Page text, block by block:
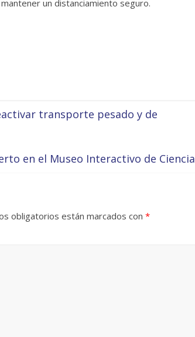
un distanciamiento seguro.
transporte pesado y de
en el Museo Interactivo de Ciencia
obligatorios están marcados con *